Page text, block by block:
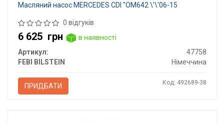
Масляний насос MERCEDES CDI "OM642 \'\'06-15
0 відгуків
6 625 грн
в наявності
Артикул:
47758
FEBI BILSTEIN
Німеччина
ПРИДБАТИ Код: 492689-38